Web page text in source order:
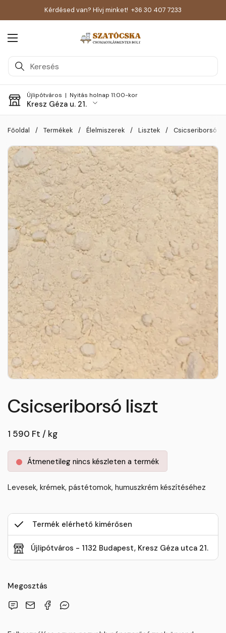
Kérdésed van? Hívj minket! +36 30 407 7233
Menü megnyitása
Újlipótváros | Nyitás holnap 11:00-kor
Kresz Géza u. 21.
Főoldal / Termékek / Élelmiszerek / Lisztek / Csicseriborsó
Csicseriborsó liszt
1 590 Ft / kg
Átmenetileg nincs készleten a termék
Levesek, krémek, pástétomok, humuszkrém készítéséhez
Termék elérhető kimérősen
Újlipótváros - 1132 Budapest, Kresz Géza utca 21.
Megosztás